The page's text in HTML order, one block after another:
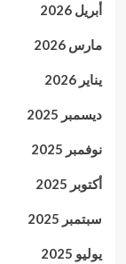
أبريل 2026
مارس 2026
يناير 2026
ديسمبر 2025
نوفمبر 2025
أكتوبر 2025
سبتمبر 2025
يوليو 2025